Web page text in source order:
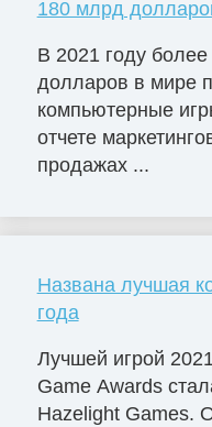
180 млрд
В 2021 году
долларов в мире
компьютерные
отчете
продажах ...
Названа лучшая
года
Лучшей игрой
Game Awards
Hazelight Games.